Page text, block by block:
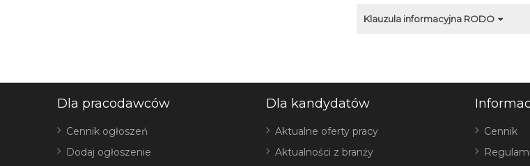
Klauzula informacyjna RODO
Dla pracodawców
Cennik ogłoszeń
Dodaj ogłoszenie
Dla kandydatów
Aktualne oferty pracy
Aktualności z branży
Cennik